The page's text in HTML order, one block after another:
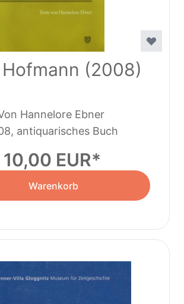
(2008)
Hannelore Ebner
antiquarisches Buch
10,00 EUR
Warenkorb